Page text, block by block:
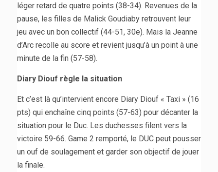
léger retard de quatre points (38-34). Revenues de la
pause, les filles de Malick Goudiaby retrouvent leur
jeu avec un bon collectif (44-51, 30e). Mais la Jeanne
d’Arc recolle au score et revient jusqu’à un point à une
minute de la fin (57-58).
Diary Diouf règle la situation
Et c’est là qu’intervient encore Diary Diouf « Taxi » (16
pts) qui enchaîne cinq points (57-63) pour décanter la
situation pour le Duc. Les duchesses filent vers la
victoire 59-66. Game 2 remporté, le DUC peut pousser
un ouf de soulagement et garder son objectif de jouer
la finale.